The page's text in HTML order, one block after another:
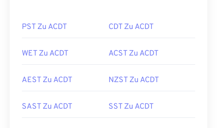
PST Zu ACDT CDT Zu ACDT
WET Zu ACDT ACST Zu ACDT
AEST Zu ACDT NZST Zu ACDT
SAST Zu ACDT SST Zu ACDT